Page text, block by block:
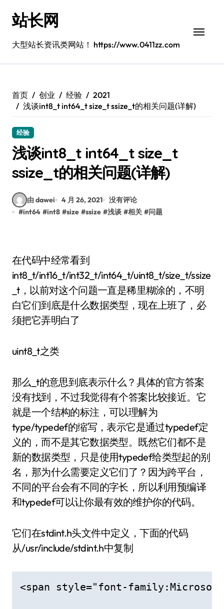
站长网
大型站长资讯类网站！ https://www.0411zz.com
首页 创业 经验
2021
浅谈int8_t int64_t size_t ssize_t的相关问题(详解)
经验
浅谈int8_t int64_t size_t
ssize_t的相关问题(详解)
由 dawei 4 月 26, 2021
没有评论
#int64 #int8 #size #ssize #浅谈 #相关 #问题
在代码中经常看到
int8_t/int16_t/int32_t/int64_t/uint8_t/size_t/ssize
_t，以前对这个问题一直是稀里糊涂的，不明
白它们到底是什么数据类型，现在上班了，必
须把它弄明白了
uint8_t之类
那么_t的意思到底表示什么？具体的官方答案
没有找到，不过我觉得有个答案比较接近。它
就是一个结构的标注，可以理解为
type/typedef的缩写，表示它是通过typedef定
义的，而不是其它数据类型。既然它们都不是
新的数据类型，只是使用typedef给类型起的别
名，那为什么需要定义它们了？因为跨平台，
不同的平台会有不同的字长，所以利用预编译
和typedef可以让你最有效的维护你的代码。
它们在stdint.h头文件中定义，下面的代码
从/usr/include/stdint.h中复制
<span style="font-